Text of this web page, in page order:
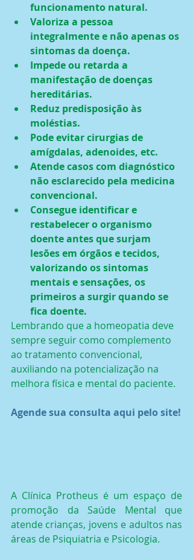
funcionamento natural.
Valoriza a pessoa
integralmente e não apenas os
sintomas da doença.
Impede ou retarda a
manifestação de doenças
hereditárias.
Reduz predisposição às
moléstias.
Pode evitar cirurgias de
amígdalas, adenoides, etc.
Atende casos com diagnóstico
não esclarecido pela medicina
convencional.
Consegue identificar e
restabelecer o organismo
doente antes que surjam
lesões em órgãos e tecidos,
valorizando os sintomas
mentais e sensações, os
primeiros a surgir quando se
fica doente.
Lembrando que a homeopatia deve
sempre seguir como complemento
ao tratamento convencional,
auxiliando na potencialização na
melhora física e mental do paciente.
Agende sua consulta aqui pelo site!
A Clínica Protheus é um espaço de
promoção da Saúde Mental que
atende crianças, jovens e adultos nas
áreas de Psiquiatria e Psicologia.